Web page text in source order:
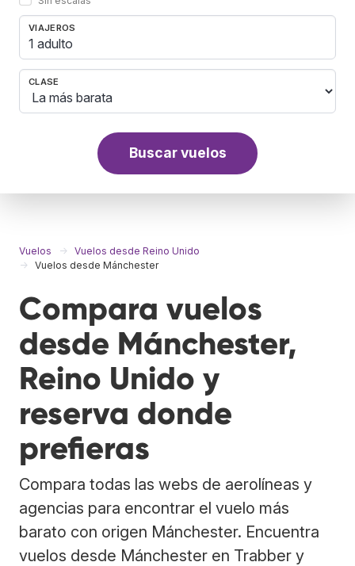
VIAJEROS
1 adulto
CLASE
Buscar vuelos
Vuelos
Vuelos desde Reino Unido
Vuelos desde Mánchester
Compara vuelos
desde Mánchester,
Reino Unido y
reserva donde
prefieras
Compara todas las webs de aerolíneas y
agencias para encontrar el vuelo más
barato con origen Mánchester. Encuentra
vuelos desde Mánchester en Trabber y